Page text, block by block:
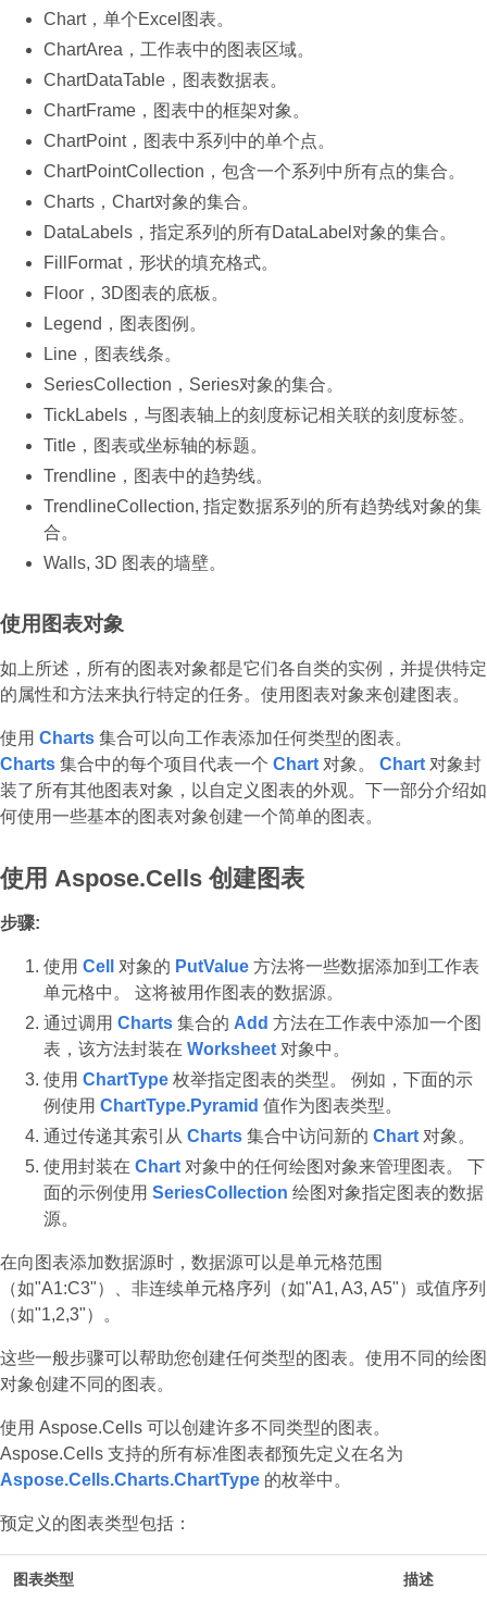
Chart，单个Excel图表。
ChartArea，工作表中的图表区域。
ChartDataTable，图表数据表。
ChartFrame，图表中的框架对象。
ChartPoint，图表中系列中的单个点。
ChartPointCollection，包含一个系列中所有点的集合。
Charts，Chart对象的集合。
DataLabels，指定系列的所有DataLabel对象的集合。
FillFormat，形状的填充格式。
Floor，3D图表的底板。
Legend，图表图例。
Line，图表线条。
SeriesCollection，Series对象的集合。
TickLabels，与图表轴上的刻度标记相关联的刻度标签。
Title，图表或坐标轴的标题。
Trendline，图表中的趋势线。
TrendlineCollection, 指定数据系列的所有趋势线对象的集
合。
Walls, 3D 图表的墙壁。
使用图表对象
如上所述，所有的图表对象都是它们各自类的实例，并提供特定
的属性和方法来执行特定的任务。使用图表对象来创建图表。
使用 Charts 集合可以向工作表添加任何类型的图表。
Charts 集合中的每个项目代表一个 Chart 对象。 Chart 对象封
装了所有其他图表对象，以自定义图表的外观。下一部分介绍如
何使用一些基本的图表对象创建一个简单的图表。
使用 Aspose.Cells 创建图表
步骤:
使用 Cell 对象的 PutValue 方法将一些数据添加到工作表
单元格中。 这将被用作图表的数据源。
通过调用 Charts 集合的 Add 方法在工作表中添加一个图
表，该方法封装在 Worksheet 对象中。
使用 ChartType 枚举指定图表的类型。 例如，下面的示
例使用 ChartType.Pyramid 值作为图表类型。
通过传递其索引从 Charts 集合中访问新的 Chart 对象。
使用封装在 Chart 对象中的任何绘图对象来管理图表。 下
面的示例使用 SeriesCollection 绘图对象指定图表的数据
源。
在向图表添加数据源时，数据源可以是单元格范围
（如"A1:C3"）、非连续单元格序列（如"A1, A3, A5"）或值序列
（如"1,2,3"）。
这些一般步骤可以帮助您创建任何类型的图表。使用不同的绘图
对象创建不同的图表。
使用 Aspose.Cells 可以创建许多不同类型的图表。
Aspose.Cells 支持的所有标准图表都预先定义在名为
Aspose.Cells.Charts.ChartType 的枚举中。
预定义的图表类型包括：
图表类型 描述